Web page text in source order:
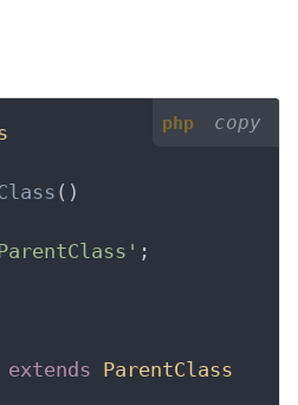
php copy
()
;
extends ParentClass